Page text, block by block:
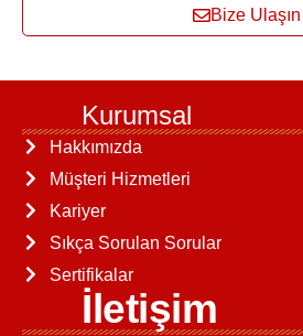
Bize Ulaşın
Kurumsal
Hakkımızda
Müşteri Hizmetleri
Kariyer
Sıkça Sorulan Sorular
Sertifikalar
İletişim